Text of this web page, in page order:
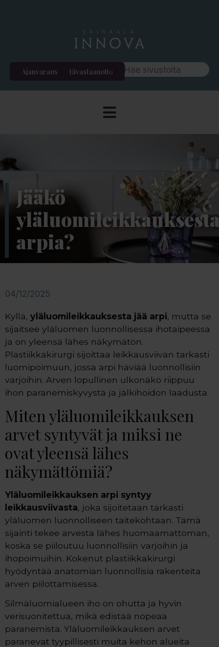
Etävastaanotto
Ajanvaraus
Jääkö
arpia?
04/12/2025
Kyllä, yläluomileikkauksesta jää arpi, mutta se
sijaitsee yläluomen luonnollisessa ihotaipeessa
ja on yleensä lähes näkymätön.
Plastiikkakirurgi sijoittaa leikkausviivan tarkasti
luomipoimuun, jossa arpi häviää luonnollisiin
varjoihin. Arven lopullinen ulkonäkö riippuu
ihon paranemiskyvystä ja jälkihoidon laadusta.
Miten yläluomileikkauksen
arvet syntyvät ja miksi ne
ovat yleensä lähes
näkymättömiä?
Yläluomileikkauksen arpi syntyy
leikkausviivasta, joka sijoitetaan tarkasti
yläluomen luonnolliseen taitekohtaan. Tämä
sijainti tekee arvesta lähes huomaamattoman,
koska se piiloutuu luonnollisiin varjoihin ja
ihopoimuihin. Kokenut plastiikkakirurgi
hyödyntää anatomian luonnollisia rakenteita
arven piilottamisessa.
Silmäluomialueen iho on ohutta ja hyvin
verisuonitettua, mikä edistää nopeaa
paranemista. Yläluomileikkauksen arvet
paranevat tyypillisesti muita kehon alueita